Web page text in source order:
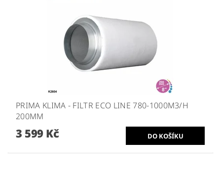
PRIMA KLIMA - FILTR ECO LINE 780-1000M3/H
200MM
3 599 Kč